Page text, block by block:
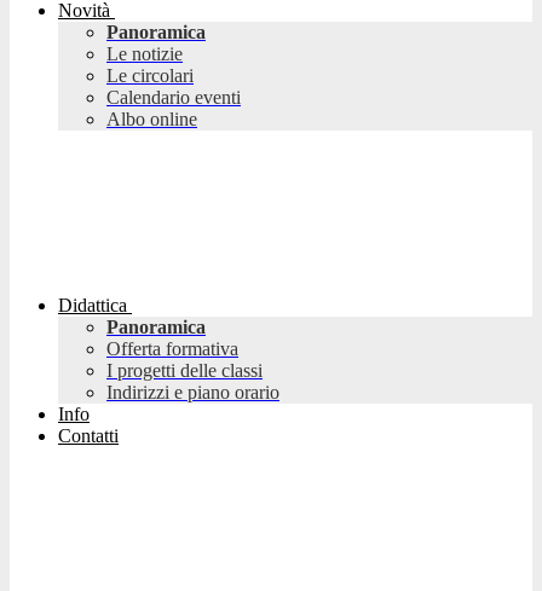
Novità
Panoramica
Le notizie
Le circolari
Calendario eventi
Albo online
Didattica
Panoramica
Offerta formativa
I progetti delle classi
Indirizzi e piano orario
Info
Contatti